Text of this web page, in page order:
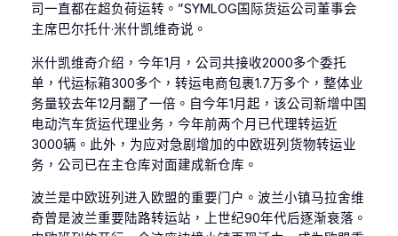
司一直都在超负荷运转。”SYMLOG国际货运公司董事会
主席巴尔托什·米什凯维奇说。
米什凯维奇介绍，今年1月，公司共接收2000多个委托
单，代运标箱300多个，转运电商包裹1.7万多个，整体业
务量较去年12月翻了一倍。自今年1月起，该公司新增中国
电动汽车货运代理业务，今年前两个月已代理转运近
3000辆。此外，为应对急剧增加的中欧班列货物转运业
务，公司已在主仓库对面建成新仓库。
波兰是中欧班列进入欧盟的重要门户。波兰小镇马拉舍维
奇曾是波兰重要陆路转运站，上世纪90年代后逐渐衰落。